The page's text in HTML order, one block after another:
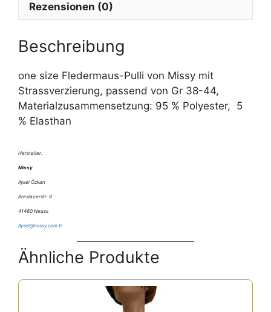
e
Rezensionen (0)
Beschreibung
one size Fledermaus-Pulli von Missy mit
Strassverzierung, passend von Gr 38-44,
Materialzusammensetzung: 95 % Polyester, 5
% Elasthan
Hersteller:
Missy
Aysel Özkan
Breslauerstr. 8
41460 Neuss
Aysel@missy.com.tr
Ähnliche Produkte